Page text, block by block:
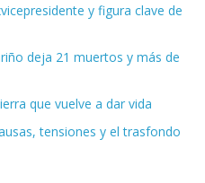
y figura clave de
deja 21 muertos y más de
que vuelve a dar vida
tensiones y el trasfondo